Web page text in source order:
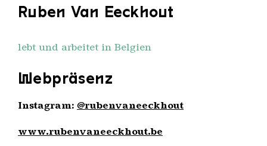
Ruben Van Eeckhout
lebt und arbeitet in Belgien
Webpräsenz
Instagram: @rubenvaneeckhout
www.rubenvaneeckhout.be